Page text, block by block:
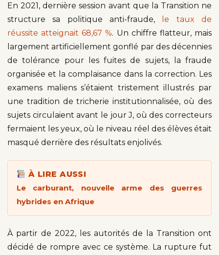
En 2021, dernière session avant que la Transition ne
structure sa politique anti-fraude,
le taux de
réussite atteignait 68,67 %. Un chiffre flatteur, mais
largement artificiellement gonflé par des décennies
de tolérance pour les fuites de sujets, la fraude
organisée et la complaisance dans la correction. Les
examens maliens s’étaient tristement illustrés par
une tradition de tricherie institutionnalisée, où des
sujets circulaient avant le jour J, où des correcteurs
fermaient les yeux, où le niveau réel des élèves était
masqué derrière des résultats enjolivés.
À LIRE AUSSI
Le carburant, nouvelle arme des guerres
hybrides en Afrique
À partir de 2022, les autorités de la Transition ont
décidé de rompre avec ce système. La rupture fut